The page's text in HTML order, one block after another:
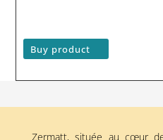
Buy product
Zermatt, située au cœur